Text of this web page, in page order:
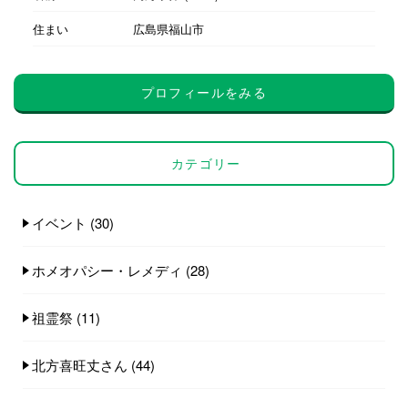
住まい
広島県福山市
プロフィールをみる
カテゴリー
イベント (30)
ホメオパシー・レメディ (28)
祖霊祭 (11)
北方喜旺丈さん (44)